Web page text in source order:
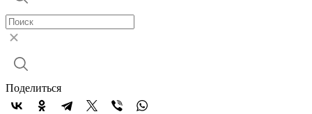
Поделиться